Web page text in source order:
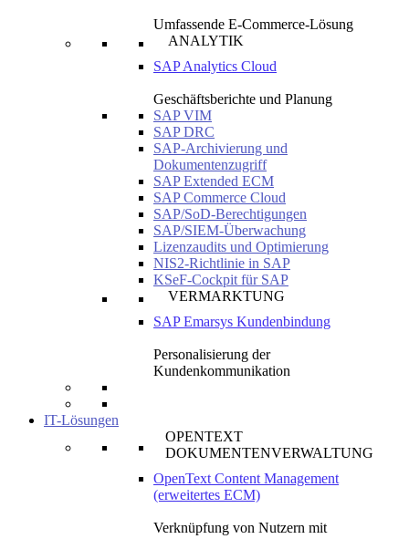
Umfassende E-Commerce-Lösung
ANALYTIK
SAP Analytics Cloud
Geschäftsberichte und Planung
SAP VIM
SAP DRC
SAP-Archivierung und
Dokumentenzugriff
SAP Extended ECM
SAP Commerce Cloud
SAP/SoD-Berechtigungen
SAP/SIEM-Überwachung
Lizenzaudits und Optimierung
NIS2-Richtlinie in SAP
KSeF-Cockpit für SAP
VERMARKTUNG
SAP Emarsys Kundenbindung
Personalisierung der
Kundenkommunikation
IT-Lösungen
OPENTEXT
DOKUMENTENVERWALTUNG
OpenText Content Management
(erweitertes ECM)
Verknüpfung von Nutzern mit